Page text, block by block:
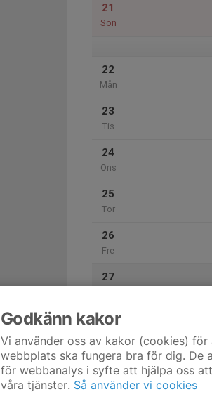
21
Sön
22
Mån
23
Tis
24
Ons
25
Tor
26
Fre
27
28
Godkänn kakor
Vi använder oss av kakor (cookies)
webbplats ska fungera bra för dig. De
för webbanalys i syfte att hjälpa oss
våra tjänster. Så använder vi cookies